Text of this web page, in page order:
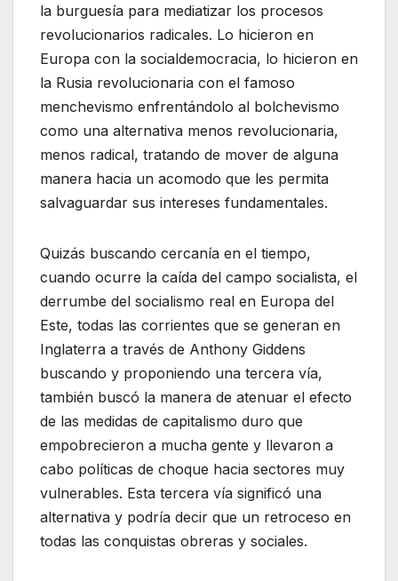
la burguesía para mediatizar los procesos
revolucionarios radicales. Lo hicieron en
Europa con la socialdemocracia, lo hicieron en
la Rusia revolucionaria con el famoso
menchevismo enfrentándolo al bolchevismo
como una alternativa menos revolucionaria,
menos radical, tratando de mover de alguna
manera hacia un acomodo que les permita
salvaguardar sus intereses fundamentales.
Quizás buscando cercanía en el tiempo,
cuando ocurre la caída del campo socialista, el
derrumbe del socialismo real en Europa del
Este, todas las corrientes que se generan en
Inglaterra a través de Anthony Giddens
buscando y proponiendo una tercera vía,
también buscó la manera de atenuar el efecto
de las medidas de capitalismo duro que
empobrecieron a mucha gente y llevaron a
cabo políticas de choque hacia sectores muy
vulnerables. Esta tercera vía significó una
alternativa y podría decir que un retroceso en
todas las conquistas obreras y sociales.